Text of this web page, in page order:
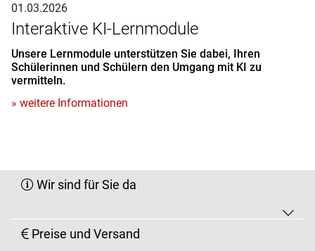
01.03.2026
Interaktive KI-Lernmodule
Unsere Lernmodule unterstützen Sie dabei, Ihren
Schülerinnen und Schülern den Umgang mit KI zu
vermitteln.
» weitere Informationen
Wir sind für Sie da
Preise und Versand